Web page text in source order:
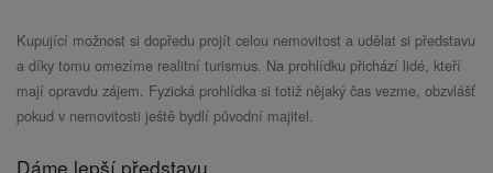
Kupující možnost si dopředu projít celou nemovitost a udělat si představu
a díky tomu omezíme realitní turismus. Na prohlídku přichází lidé, kteří
mají opravdu zájem. Fyzická prohlídka si totiž nějaký čas vezme, obzvlášť
pokud v nemovitosti ještě bydlí původní majitel.
Dáme lepší představu